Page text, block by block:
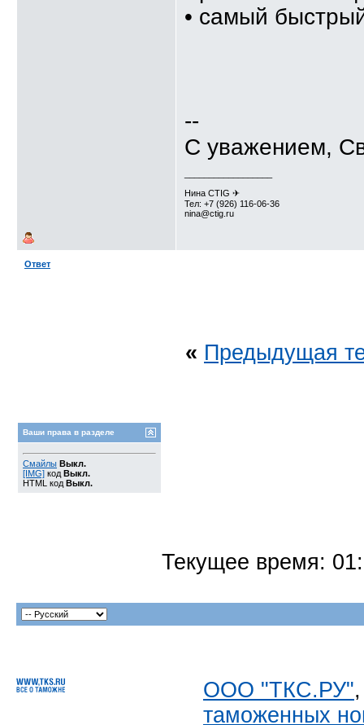
• самый
--
С уважением,
Нина CTIG ✈
Тел: +7 (926) 116-06-36
nina@ctig.ru
Ответ
« Предыдущая
Ваши права в разделе
Смайлы Выкл.
[IMG] код Выкл.
HTML код Выкл.
Текущее время:
ООО "ТКС.РУ"
таможенных